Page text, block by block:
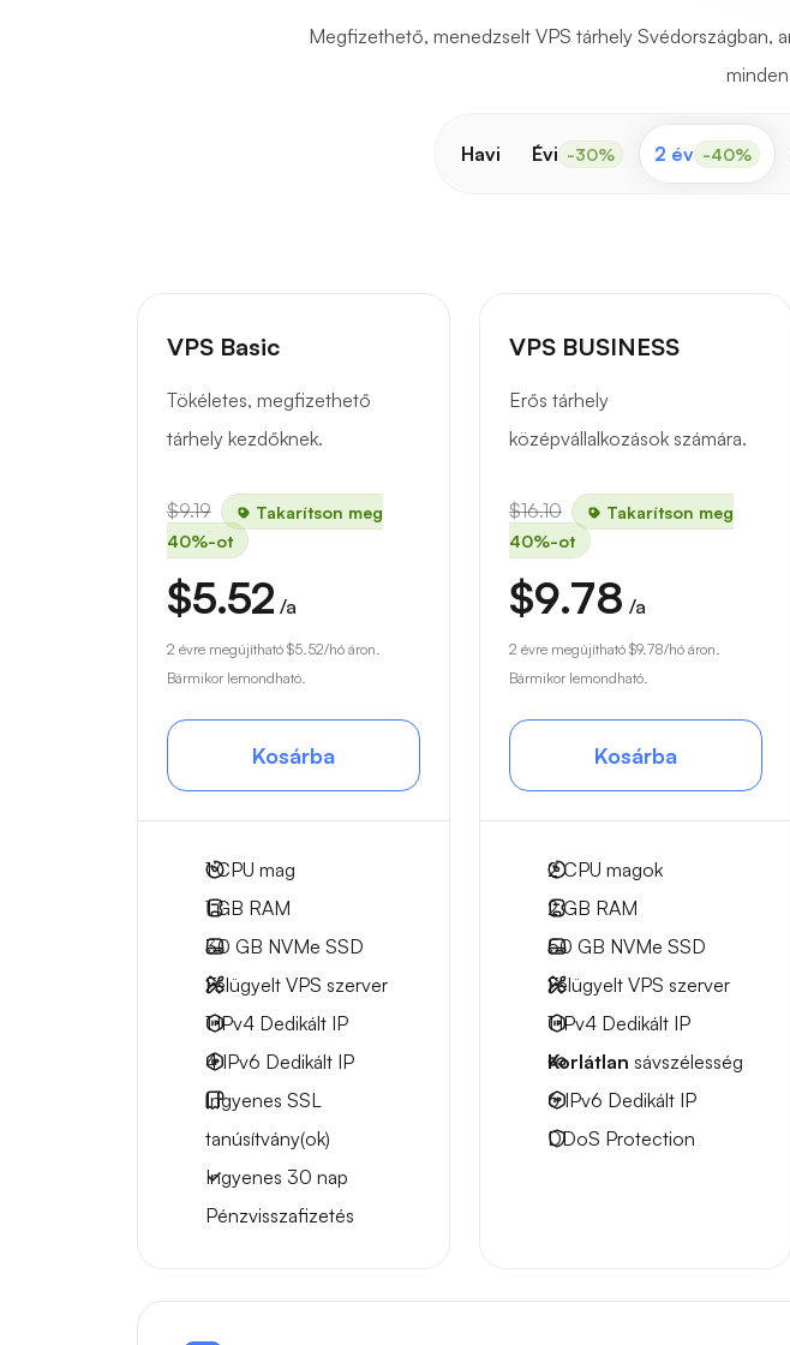
Megfizethető, menedzselt VPS tárhely Svédországban,
Havi Évi -30% 2 év -40%
VPS Basic
Tökéletes, megfizethető
tárhely kezdőknek.
$9.19
Takarítson meg
40%-ot
$5.52 /a
2 évre megújítható $5.52/hó áron.
Bármikor lemondható.
Kosárba
1CPU mag
1 GB RAM
30 GB NVMe SSD
Felügyelt VPS szerver
1 IPv4 Dedikált IP
4 IPv6 Dedikált IP
Ingyenes SSL
tanúsítvány(ok)
Ingyenes 30 nap
Pénzvisszafizetés
VPS BUSINESS
Erős tárhely
középvállalkozások számára.
$16.10
Takarítson meg
40%-ot
$9.78 /a
2 évre megújítható $9.78/hó áron.
Bármikor lemondható.
Kosárba
2CPU magok
2 GB RAM
50 GB NVMe SSD
Felügyelt VPS szerver
1 IPv4 Dedikált IP
Korlátlan sávszélesség
6 IPv6 Dedikált IP
DDoS Protection